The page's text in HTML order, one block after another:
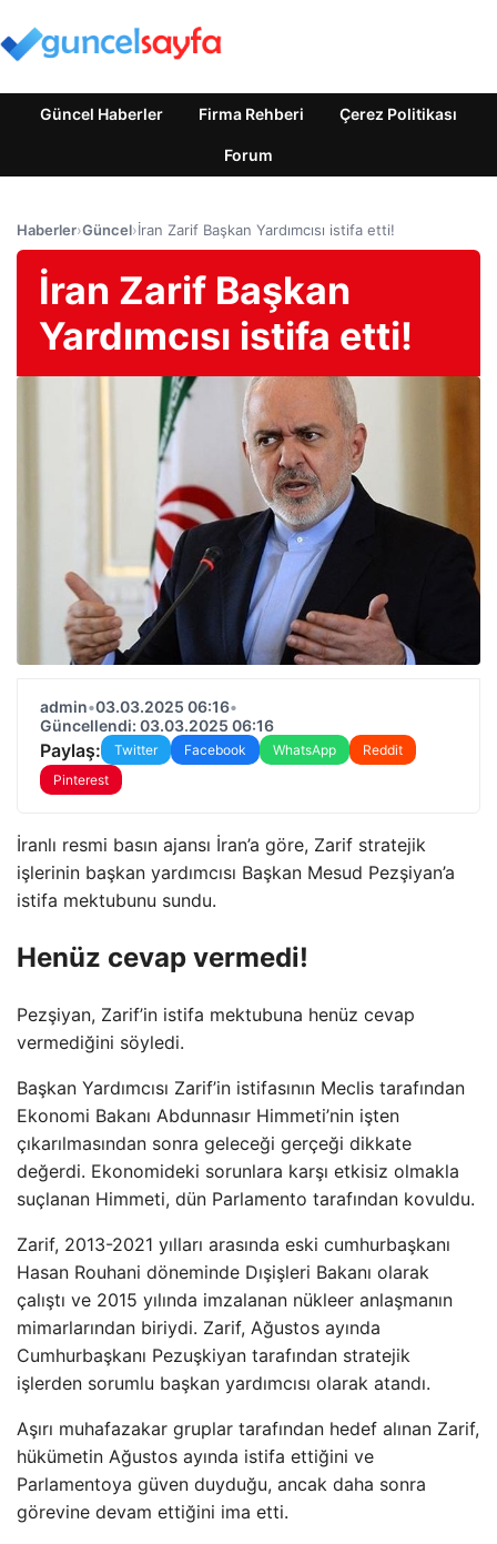
Güncel Haberler Firma Rehberi Çerez Politikası
Forum
Haberler›Güncel›İran Zarif Başkan Yardımcısı istifa etti!
İran Zarif Başkan
Yardımcısı istifa etti!
admin•03.03.2025 06:16•
Güncellendi: 03.03.2025 06:16
Paylaş: Twitter Facebook WhatsApp
Reddit
Pinterest
İranlı resmi basın ajansı İran’a göre, Zarif stratejik
işlerinin başkan yardımcısı Başkan Mesud Pezşiyan’a
istifa mektubunu sundu.
Henüz cevap vermedi!
Pezşiyan, Zarif’in istifa mektubuna henüz cevap
vermediğini söyledi.
Başkan Yardımcısı Zarif’in istifasının Meclis tarafından
Ekonomi Bakanı Abdunnasır Himmeti’nin işten
çıkarılmasından sonra geleceği gerçeği dikkate
değerdi. Ekonomideki sorunlara karşı etkisiz olmakla
suçlanan Himmeti, dün Parlamento tarafından kovuldu.
Zarif, 2013-2021 yılları arasında eski cumhurbaşkanı
Hasan Rouhani döneminde Dışişleri Bakanı olarak
çalıştı ve 2015 yılında imzalanan nükleer anlaşmanın
mimarlarından biriydi. Zarif, Ağustos ayında
Cumhurbaşkanı Pezuşkiyan tarafından stratejik
işlerden sorumlu başkan yardımcısı olarak atandı.
Aşırı muhafazakar gruplar tarafından hedef alınan Zarif,
hükümetin Ağustos ayında istifa ettiğini ve
Parlamentoya güven duyduğu, ancak daha sonra
görevine devam ettiğini ima etti.